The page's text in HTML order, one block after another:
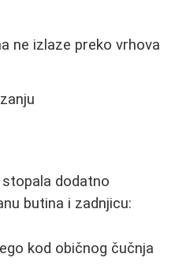
ne izlaze preko vrhova
dodatno
butina i zadnjicu:
kod običnog čučnja